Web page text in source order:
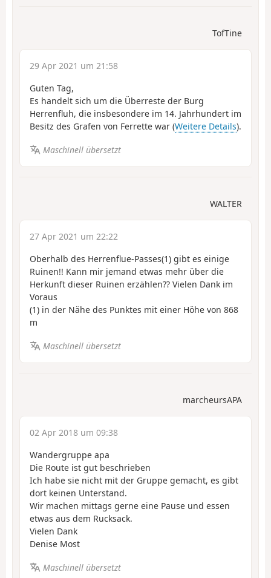
TofTine
29 Apr 2021 um 21:58
Guten Tag,
Es handelt sich um die Überreste der Burg
Herrenfluh, die insbesondere im 14. Jahrhundert im
Besitz des Grafen von Ferrette war (Weitere Details).
Maschinell übersetzt
WALTER
27 Apr 2021 um 22:22
Oberhalb des Herrenflue-Passes(1) gibt es einige
Ruinen!! Kann mir jemand etwas mehr über die
Herkunft dieser Ruinen erzählen?? Vielen Dank im
Voraus
(1) in der Nähe des Punktes mit einer Höhe von 868
m
Maschinell übersetzt
marcheursAPA
02 Apr 2018 um 09:38
Wandergruppe apa
Die Route ist gut beschrieben
Ich habe sie nicht mit der Gruppe gemacht, es gibt
dort keinen Unterstand.
Wir machen mittags gerne eine Pause und essen
etwas aus dem Rucksack.
Vielen Dank
Denise Most
Maschinell übersetzt